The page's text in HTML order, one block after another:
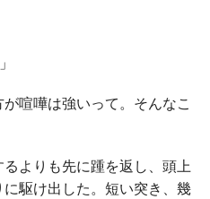
喧嘩は強いって。そんなこ
よりも先に踵を返し、頭上
駆け出した。短い突き、幾